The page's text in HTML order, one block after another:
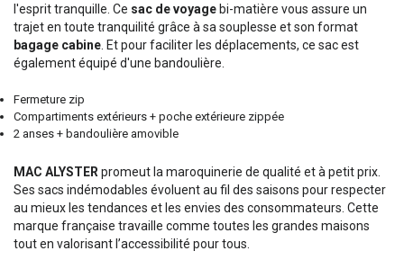
l'esprit tranquille. Ce sac de voyage bi-matière vous assure un
trajet en toute tranquilité grâce à sa souplesse et son format
bagage cabine . Et pour faciliter les déplacements, ce sac est
également équipé d'une bandoulière.
Fermeture zip
Compartiments extérieurs + poche extérieure zippée
2 anses + bandoulière amovible
MAC ALYSTERpromeut la maroquinerie de qualité et à petit prix.
Ses sacs indémodables évoluent au fil des saisons pour respecter
au mieux les tendances et les envies des consommateurs. Cette
marque française travaille comme toutes les grandes maisons
tout en valorisant l’accessibilité pour tous.